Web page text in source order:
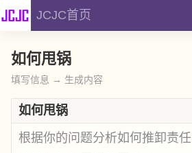
JCJC首页
如何甩锅
填写信息 → 生成内容
如何甩锅
根据你的问题分析如何推卸责任